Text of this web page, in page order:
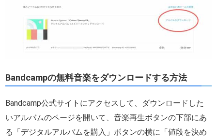
Bandcampの無料音楽をダウンロードする方法
Bandcamp公式サイトにアクセスして、ダウンロードした
いアルバムのページを開いて、音楽再生ボタンの下部にあ
る「デジタルアルバムを購入」ボタンの横に「値段を決め